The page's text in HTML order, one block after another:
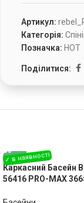
Артикул:
Категорія:
Позначка: HOT
Поділитися:
Каркасний Басейн
56416 PRO-MAX